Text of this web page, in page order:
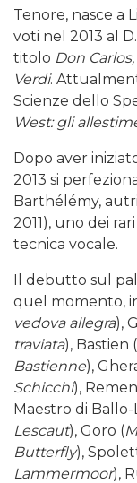
Tenore, nasce a
voti nel 2013 al
titolo Don
Verdi.
Scienze dello
West: gli
Dopo aver
2013 si
Barthélémy,
2011), uno dei
tecnica vocale.
Il debutto sul
quel momento,
vedova allegra),
traviata), Bastien (
Bastienne),
Schicchi),
Maestro di Ballo-
Lescaut), Goro (
Butterfly),
Lammermoor),